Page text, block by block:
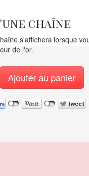
chaîne
s'affichera lorsque
de l'or.
Ajouter au panier